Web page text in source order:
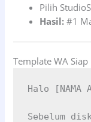
Pilih
Hasil: #1
Template WA
Halo [NAMA
Sebelum